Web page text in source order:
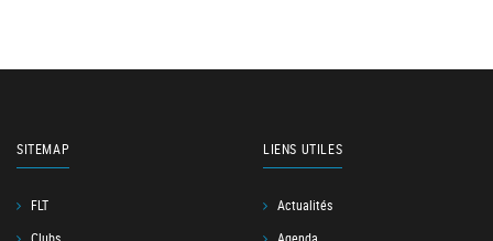
SITEMAP
FLT
Clubs
LIENS UTILES
Actualités
Agenda